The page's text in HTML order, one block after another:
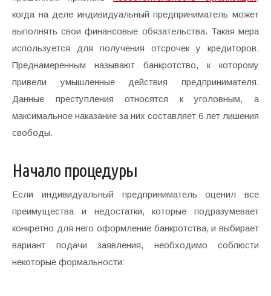
когда на деле индивидуальный предприниматель может
выполнять свои финансовые обязательства. Такая мера
используется для получения отсрочек у кредиторов.
Преднамеренным называют банкротство, к которому
привели умышленные действия предпринимателя.
Данные преступления относятся к уголовным, а
максимальное наказание за них составляет 6 лет лишения
свободы.
Начало процедуры
Если индивидуальный предприниматель оценил все
преимущества и недостатки, которые подразумевает
конкретно для него оформление банкротства, и выбирает
вариант подачи заявления, необходимо соблюсти
некоторые формальности: